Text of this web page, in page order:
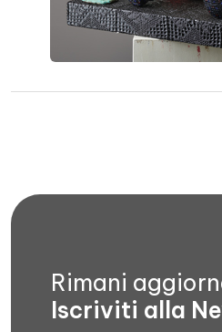
Rimani
Iscriviti alla